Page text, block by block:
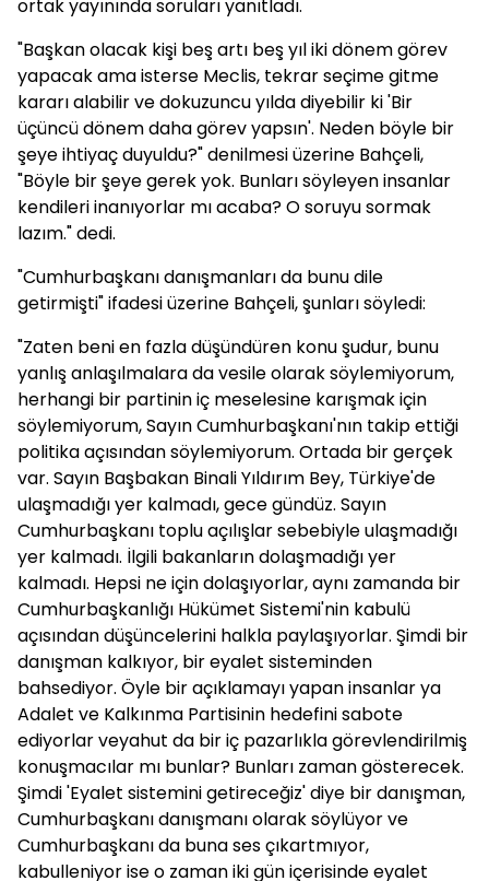
ortak yayınında soruları yanıtladı.
"Başkan olacak kişi beş artı beş yıl iki dönem görev
yapacak ama isterse Meclis, tekrar seçime gitme
kararı alabilir ve dokuzuncu yılda diyebilir ki 'Bir
üçüncü dönem daha görev yapsın'. Neden böyle bir
şeye ihtiyaç duyuldu?" denilmesi üzerine Bahçeli,
"Böyle bir şeye gerek yok. Bunları söyleyen insanlar
kendileri inanıyorlar mı acaba? O soruyu sormak
lazım." dedi.
"Cumhurbaşkanı danışmanları da bunu dile
getirmişti" ifadesi üzerine Bahçeli, şunları söyledi:
"Zaten beni en fazla düşündüren konu şudur, bunu
yanlış anlaşılmalara da vesile olarak söylemiyorum,
herhangi bir partinin iç meselesine karışmak için
söylemiyorum, Sayın Cumhurbaşkanı'nın takip ettiği
politika açısından söylemiyorum. Ortada bir gerçek
var. Sayın Başbakan Binali Yıldırım Bey, Türkiye'de
ulaşmadığı yer kalmadı, gece gündüz. Sayın
Cumhurbaşkanı toplu açılışlar sebebiyle ulaşmadığı
yer kalmadı. İlgili bakanların dolaşmadığı yer
kalmadı. Hepsi ne için dolaşıyorlar, aynı zamanda bir
Cumhurbaşkanlığı Hükümet Sistemi'nin kabulü
açısından düşüncelerini halkla paylaşıyorlar. Şimdi bir
danışman kalkıyor, bir eyalet sisteminden
bahsediyor. Öyle bir açıklamayı yapan insanlar ya
Adalet ve Kalkınma Partisinin hedefini sabote
ediyorlar veyahut da bir iç pazarlıkla görevlendirilmiş
konuşmacılar mı bunlar? Bunları zaman gösterecek.
Şimdi 'Eyalet sistemini getireceğiz' diye bir danışman,
Cumhurbaşkanı danışmanı olarak söylüyor ve
Cumhurbaşkanı da buna ses çıkartmıyor,
kabulleniyor ise o zaman iki gün içerisinde eyalet